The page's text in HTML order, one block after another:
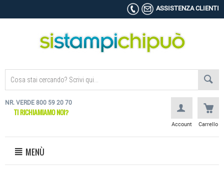
ASSISTENZA CLIENTI
NR. VERDE 800 59 20 70
TI RICHIAMIAMO NOI?
Carrello
Account
MENÙ